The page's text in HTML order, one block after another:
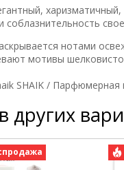
соблазнительность
нотами
мотивы
SHAIK / Парфюмерная
других